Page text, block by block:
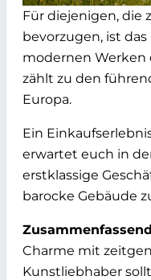
Für diejenigen, die
bevorzugen, ist
modernen
zählt zu den
Europa.
Ein
erwartet euch in
erstklassige
barocke Gebäude
Charme mit
Kunstliebhaber